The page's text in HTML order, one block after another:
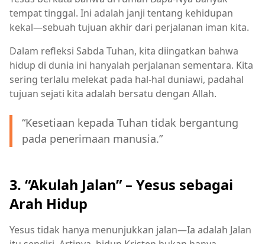
tempat tinggal. Ini adalah janji tentang kehidupan
kekal—sebuah tujuan akhir dari perjalanan iman kita.
Dalam refleksi Sabda Tuhan, kita diingatkan bahwa
hidup di dunia ini hanyalah perjalanan sementara. Kita
sering terlalu melekat pada hal-hal duniawi, padahal
tujuan sejati kita adalah bersatu dengan Allah.
“Kesetiaan kepada Tuhan tidak bergantung
pada penerimaan manusia.”
3. “Akulah Jalan” – Yesus sebagai
Arah Hidup
Yesus tidak hanya menunjukkan jalan—Ia adalah Jalan